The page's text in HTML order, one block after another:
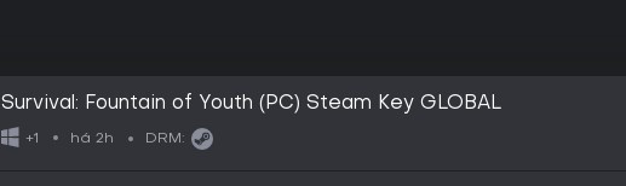
Survival: Fountain of Youth (PC) Steam Key GLOBAL
+1 há 2h DRM: